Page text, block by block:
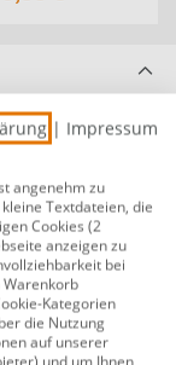
0W-30 1
Partikelfilter.
und der
| Impressum
angenehm zu
Textdateien, die
Cookies (2
anzeigen zu
bei
Kategorien
die Nutzung
auf unserer